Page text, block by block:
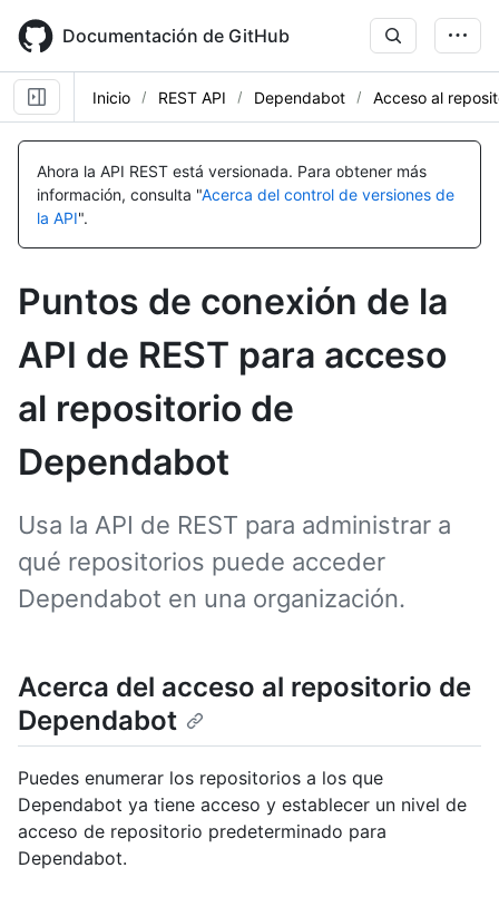
main
content
Documentación de GitHub
Inicio REST API Dependabot Acceso al
Ahora la API REST está versionada. Para obtener más
información, consulta "Acerca del control de versiones de
la API".
Puntos de conexión de la
API de REST para acceso
al repositorio de
Dependabot
Usa la API de REST para administrar a
qué repositorios puede acceder
Dependabot en una organización.
Acerca del acceso al repositorio de
Dependabot
Puedes enumerar los repositorios a los que
Dependabot ya tiene acceso y establecer un nivel de
acceso de repositorio predeterminado para
Dependabot.
Nombre,
Tipo,
Descripción
Nombre,
Tipo,
Descripción
Nombre,
Tipo,
Descripción
Nombre,
Tipo,
Descripción
Nombre,
Tipo,
Descripción
Nombre,
Tipo,
Descripción
Nombre,
Tipo,
Descripción
Nombre,
Tipo,
Descripción
Nombre,
Tipo,
Descripción
Nombre,
Tipo,
Descripción
Nombre,
Tipo,
Descripción
Nombre,
Tipo,
Descripción
Nombre,
Tipo,
Descripción
Nombre,
Tipo,
Descripción
Nombre,
Tipo,
Descripción
Nombre,
Tipo,
Descripción
Nombre,
Tipo,
Descripción
Nombre,
Tipo,
Descripción